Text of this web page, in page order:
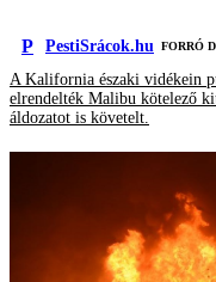
P PestiSrácok.hu FORRÓ
A Kalifornia északi vidékein
elrendelték Malibu kötelező
áldozatot is követelt.